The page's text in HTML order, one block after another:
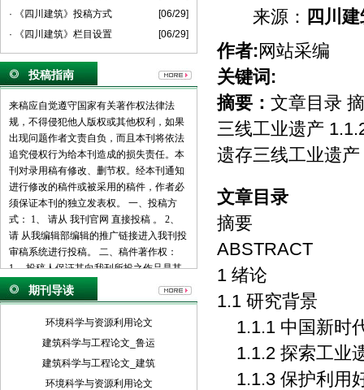
· 《四川建筑》投稿方式
[06/29]
· 《四川建筑》栏目设置
[06/29]
投稿指南
来稿应自觉遵守国家有关著作权法律法
规，不得侵犯他人版权或其他权利，如果
出现问题作者文责自负，而且本刊将依法
追究侵权行为给本刊造成的损失责任。本
刊对录用稿有修改、删节权。经本刊通知
进行修改的稿件或被采用的稿件，作者必
须保证本刊的独立发表权。 一、投稿方
式： 1、 请从 我刊官网 直接投稿 。 2、
请 从我编辑部编辑的推广链接进入我刊投
审稿系统进行投稿。 二、稿件著作权：
1、 投稿人保证其向我刊所投之作品是其
本人或与他人合作创作之成果，或对所投
作品拥有合法的著作权，无第三人对其作
品提出可成立之权利主张。 2、 投稿人保
发表。 3、 投稿人保证其作品不含有违反
宪法、法律及损害社会公共利益之内容。
4、 投稿人向我刊所投之作品不得同时向
期刊导读
环境科学与资源利用论文
建筑科学与工程论文_鲁运
建筑科学与工程论文_建筑
环境科学与资源利用论文
来源： 四川
作者:网站采编
关键词:
摘要： 文章目录
三线工业遗产
遗存三线工业遗
文章目录
摘要
ABSTRACT
1 绪论
1.1 研究背景
1.1.1 中国新时
1.1.2 探索工业
1.1.3 保护利用